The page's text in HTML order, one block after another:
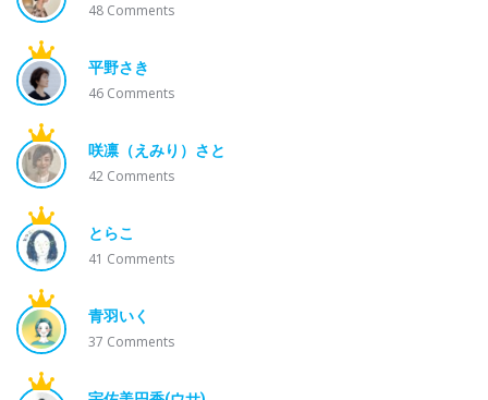
48 Comments
平野さき
46 Comments
咲凛（えみり）さと
42 Comments
とらこ
41 Comments
青羽いく
37 Comments